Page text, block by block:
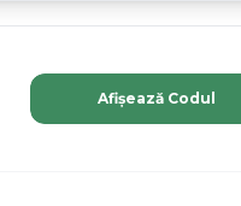
Afișează Codul